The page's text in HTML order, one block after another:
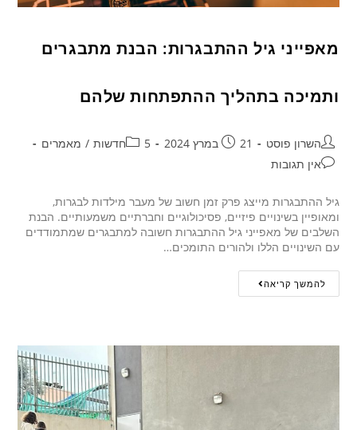
מאפייני גיל ההתבגרות: הבנת מתבגרים
ותמיכה בתהליך ההתפתחות שלהם
השרון פוסט 21 במרץ 2024 5חדשות / מאמרים
אין תגובות
גיל ההתבגרות מייצג פרק זמן חשוב של מעבר מילדות לבגרות,
ומאופיין בשינויים פיזיים, פסיכולוגיים וחברתיים משמעותיים. הבנת
השלבים של מאפייני גיל ההתבגרות חשובה למתבגרים שמתמודדים
עם השינויים הללו ולהורים התומכים…
להמשך קריאה